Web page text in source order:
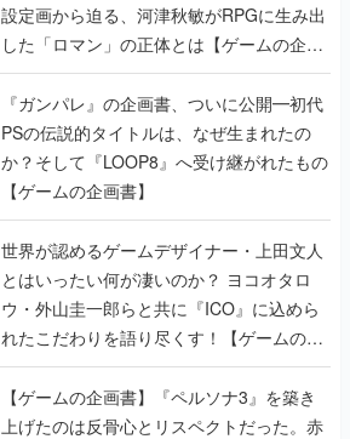
設定画から迫る、河津秋敏がRPGに生み出
した「ロマン」の正体とは【ゲームの企画
書】
『ガンパレ』の企画書、ついに公開━初代
PSの伝説的タイトルは、なぜ生まれたの
か？そして『LOOP8』へ受け継がれたもの
【ゲームの企画書】
世界が認めるゲームデザイナー・上田文人
とはいったい何が凄いのか？ ヨコオタロ
ウ・外山圭一郎らと共に『ICO』に込めら
れたこだわりを語り尽くす！【ゲームの企
画書】
【ゲームの企画書】『ペルソナ3』を築き
上げたのは反骨心とリスペクトだった。赤